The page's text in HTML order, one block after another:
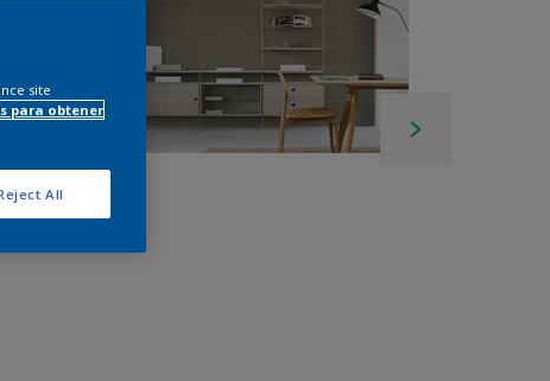
site
para obtener
All